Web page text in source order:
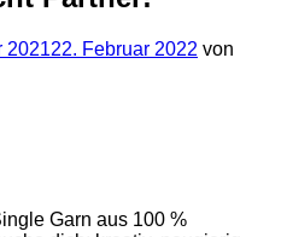
202122. Februar 2022 von
Garn aus 100 %